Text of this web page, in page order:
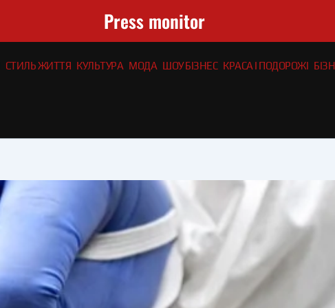
Press monitor
СТИЛЬ ЖИТТЯ КУЛЬТУРА МОДА ШОУ БІЗНЕС КРАСА І ПОДОРОЖІ